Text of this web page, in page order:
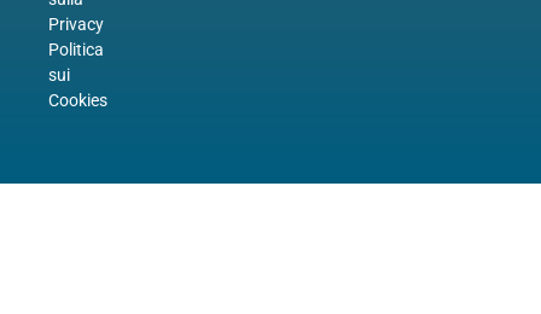
Privacy
Politica
sui
Cookies